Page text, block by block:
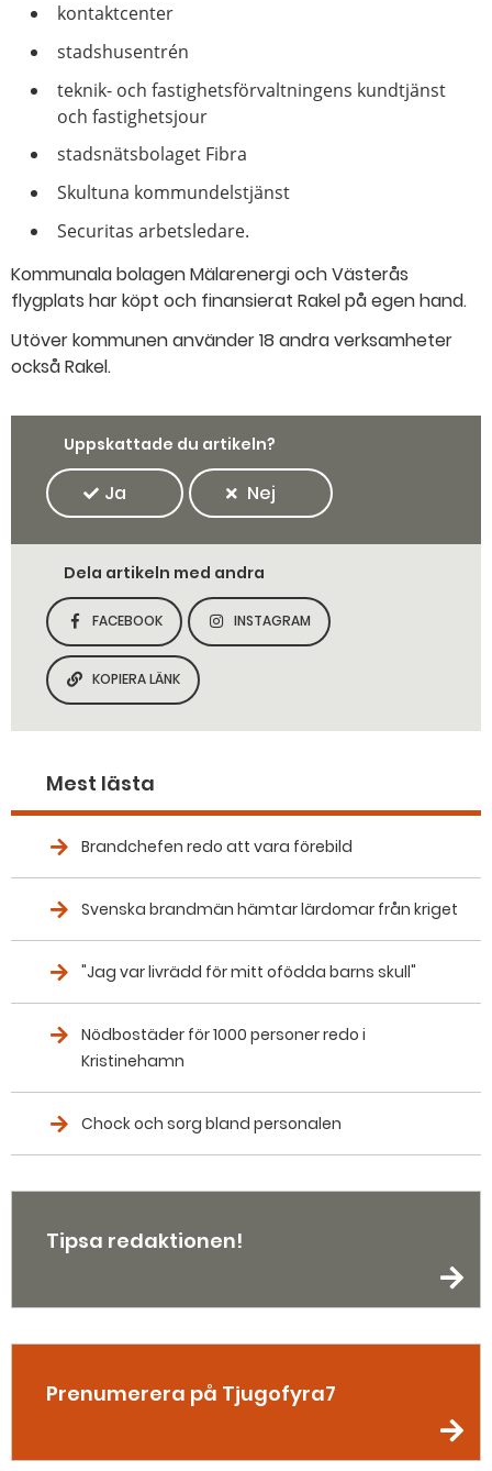
kontaktcenter
stadshusentrén
teknik- och fastighetsförvaltningens kundtjänst
och fastighetsjour
stadsnätsbolaget Fibra
Skultuna kommundelstjänst
Securitas arbetsledare.
Kommunala bolagen Mälarenergi och Västerås
flygplats har köpt och finansierat Rakel på egen hand.
Utöver kommunen använder 18 andra verksamheter
också Rakel.
Uppskattade du artikeln?
Ja Nej
Dela artikeln med andra
DELA SIDAN PÅ
FACEBOOK
DELA SIDAN PÅ
INSTAGRAM
KOPIERA SIDANS LÄNK
KOPIERA LÄNK
Mest lästa
Brandchefen redo att vara förebild
Svenska brandmän hämtar lärdomar från kriget
"Jag var livrädd för mitt ofödda barns skull"
Nödbostäder för 1000 personer redo i
Kristinehamn
Chock och sorg bland personalen
Tipsa redaktionen!
Prenumerera på Tjugofyra7